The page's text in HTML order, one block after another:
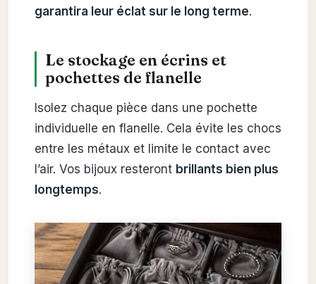
garantira leur éclat sur le long terme.
Le stockage en écrins et
pochettes de flanelle
Isolez chaque pièce dans une pochette
individuelle en flanelle. Cela évite les chocs
entre les métaux et limite le contact avec
l’air. Vos bijoux resteront brillants bien plus
longtemps.